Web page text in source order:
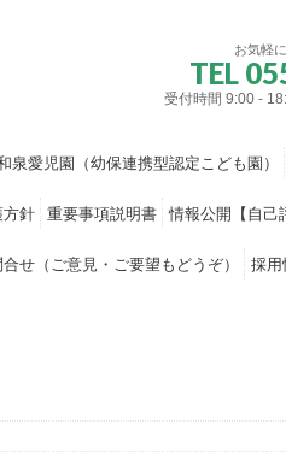
お気軽
TEL
受付時間 9:00 -
泉愛児園（幼保連携型認定こども園）
方針 重要事項説明書 情報公開【自己
合せ（ご意見・ご要望もどうぞ） 採用